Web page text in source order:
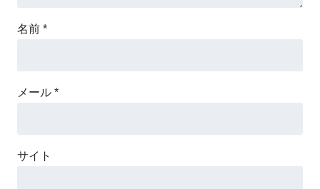
名前 *
メール *
サイト